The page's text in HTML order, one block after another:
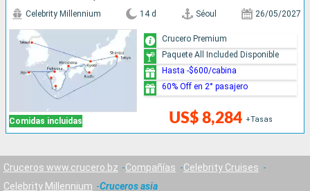
Comidas incluidas
Celebrity Millennium 14 d Séoul 26/05/2027
US$ 8,284 +Tasas
Crucero Premium
Paquete All Included Disponible
Hasta -$600/cabina
60% Off en 2° pasajero
Cruceros www.crucero.bz Compañías
Celebrity Cruises
Celebrity Millennium
Cruceros asia